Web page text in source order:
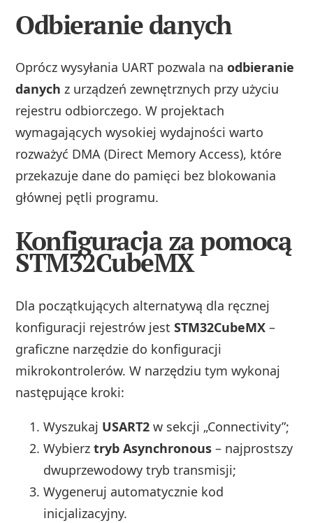
Odbieranie danych
Oprócz wysyłania UART pozwala naodbieranie
danych z urządzeń zewnętrznych przy użyciu
rejestru odbiorczego. W projektach
wymagających wysokiej wydajności warto
rozważyć DMA (Direct Memory Access), które
przekazuje dane do pamięci bez blokowania
głównej pętli programu.
Konfiguracja za pomocą
STM32CubeMX
Dla początkujących alternatywą dla ręcznej
konfiguracji rejestrów jestSTM32CubeMX –
graficzne narzędzie do konfiguracji
mikrokontrolerów. W narzędziu tym wykonaj
następujące kroki:
Wyszukaj USART2 w sekcji „Connectivity”;
Wybierztryb Asynchronous – najprostszy
dwuprzewodowy tryb transmisji;
Wygeneruj automatycznie kod
inicjalizacyjny.